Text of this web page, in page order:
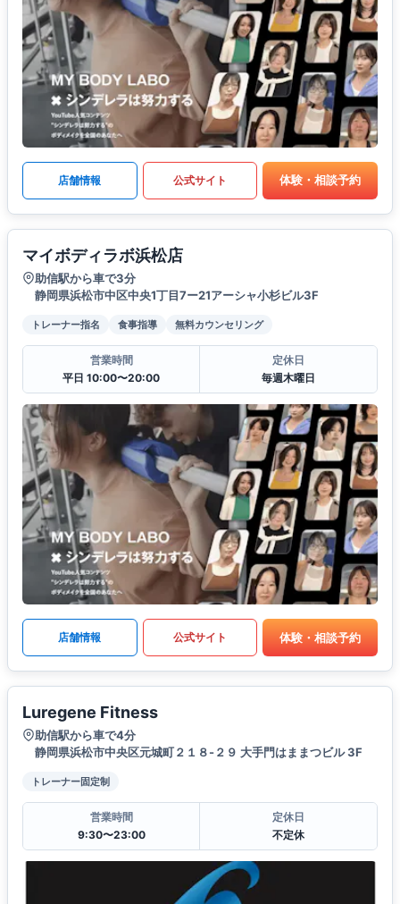
店舗情報 公式サイト 体験・相談予約
マイボディラボ浜松店
助信駅から車で3分
静岡県浜松市中区中央1丁目7ー21アーシャ小杉ビル3F
トレーナー指名 食事指導 無料カウンセリング
営業時間
平日 10:00〜20:00
定休日
毎週木曜日
店舗情報 公式サイト 体験・相談予約
Luregene Fitness
助信駅から車で4分
静岡県浜松市中央区元城町２１８-２９ 大手門はままつビル 3F
トレーナー固定制
営業時間
9:30〜23:00
定休日
不定休